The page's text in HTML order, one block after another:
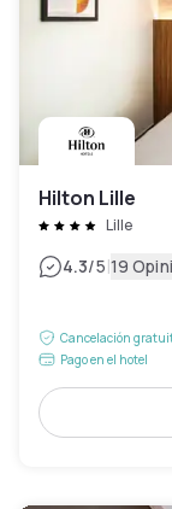
Hilton Lille
Lille
4.3/5|19
Cancelación
Pago en el hotel